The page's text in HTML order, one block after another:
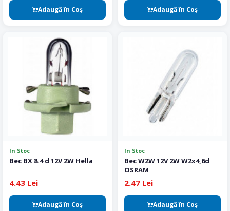
Adaugă în Coş Adaugă în Coş
In Stoc
Bec BX 8.4 d 12V 2W Hella
4.43 Lei
Adaugă în Coş
In Stoc
Bec W2W 12V 2W W2x4,6d
OSRAM
2.47 Lei
Adaugă în Coş